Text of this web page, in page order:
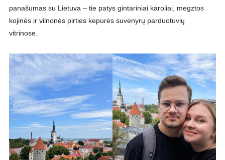
panašumas su Lietuva – tie patys gintariniai karoliai, megztos
kojinės ir vilnonės pirties kepurės suvenyrų parduotuvių
vitrinose.